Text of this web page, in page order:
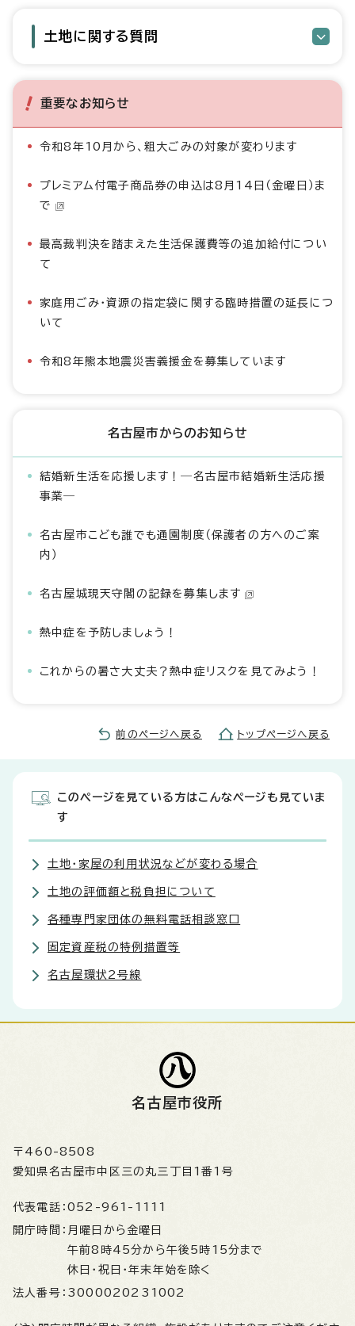
土地に関する質問
重要なお知らせ
令和8年10月から、粗大ごみの対象が変わります
プレミアム付電子商品券の申込は8月14日（金曜日）ま
で
最高裁判決を踏まえた生活保護費等の追加給付につい
て
家庭用ごみ・資源の指定袋に関する臨時措置の延長につ
いて
令和8年熊本地震災害義援金を募集しています
名古屋市からのお知らせ
結婚新生活を応援します！―名古屋市結婚新生活応援
事業―
名古屋市こども誰でも通園制度（保護者の方へのご案
内）
名古屋城現天守閣の記録を募集します
熱中症を予防しましょう！
これからの暑さ大丈夫？熱中症リスクを見てみよう！
前のページへ戻る トップページへ戻る
このページを見ている方はこんなページも見ていま
す
土地・家屋の利用状況などが変わる場合
土地の評価額と税負担について
各種専門家団体の無料電話相談窓口
固定資産税の特例措置等
名古屋環状2号線
名古屋市役所
〒460-8508
愛知県名古屋市中区三の丸三丁目1番1号
代表電話： 052-961-1111
開庁時間： 月曜日から金曜日
午前8時45分から午後5時15分まで
休日・祝日・年末年始を除く
法人番号： 3000020231002